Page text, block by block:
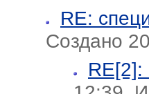
RE:
Создано
RE[2]: